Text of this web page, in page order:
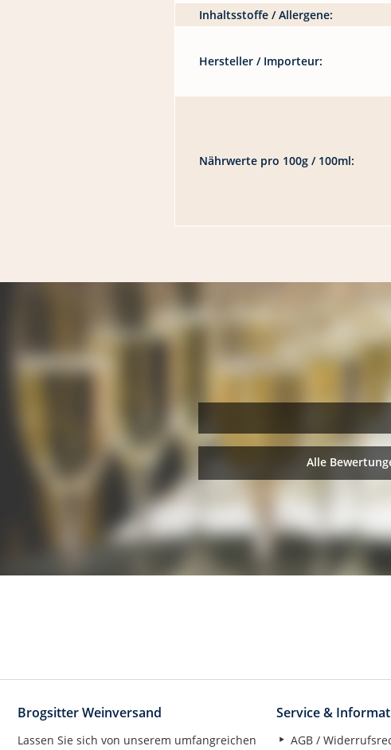
Inhaltsstoffe / Allergene:
Hersteller / Importeur:
Nährwerte pro 100g / 100ml:
Alle
Brogsitter Weinversand
Lassen Sie sich von unserem umfangreichen
Service &
AGB /